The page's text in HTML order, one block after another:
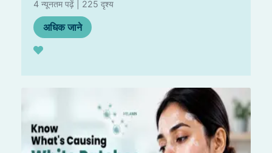
4 न्यूनतम पढ़ें | 225 दृश्य
अधिक जाने